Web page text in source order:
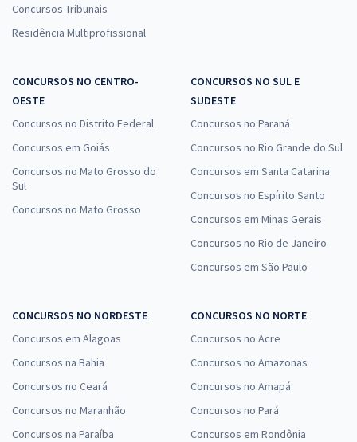
Concursos Tribunais
Residência Multiprofissional
CONCURSOS NO CENTRO-
OESTE
Concursos no Distrito Federal
Concursos em Goiás
Concursos no Mato Grosso do
Sul
Concursos no Mato Grosso
CONCURSOS NO SUL E
SUDESTE
Concursos no Paraná
Concursos no Rio Grande do Sul
Concursos em Santa Catarina
Concursos no Espírito Santo
Concursos em Minas Gerais
Concursos no Rio de Janeiro
Concursos em São Paulo
CONCURSOS NO NORDESTE
Concursos em Alagoas
Concursos na Bahia
Concursos no Ceará
Concursos no Maranhão
Concursos na Paraíba
CONCURSOS NO NORTE
Concursos no Acre
Concursos no Amazonas
Concursos no Amapá
Concursos no Pará
Concursos em Rondônia